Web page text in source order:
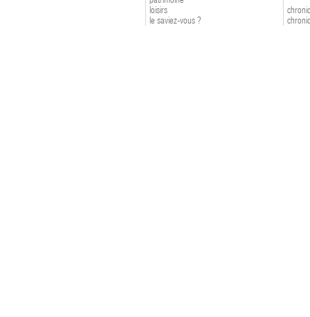
loisirs
le saviez-vous ?